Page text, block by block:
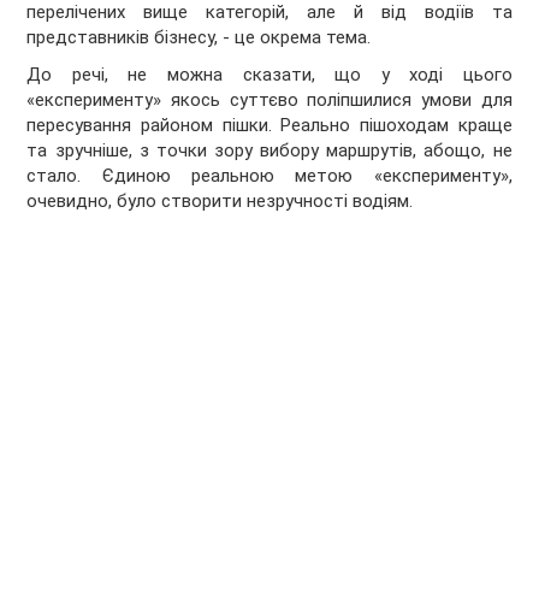
перелічених вище категорій, але й від водіїв та
представників бізнесу, - це окрема тема.
До речі, не можна сказати, що у ході цього
«експерименту» якось суттєво поліпшилися умови для
пересування районом пішки. Реально пішоходам краще
та зручніше, з точки зору вибору маршрутів, абощо, не
стало. Єдиною реальною метою «експерименту»,
очевидно, було створити незручності водіям.